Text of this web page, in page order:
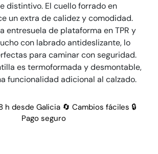
distintivo. El cuello forrado en
un extra de calidez y comodidad.
entresuela de plataforma en TPR y
con labrado antideslizante, lo
para caminar con seguridad.
es termoformada y desmontable,
funcionalidad adicional al calzado.
h desde Galicia 🔄 Cambios fáciles 🔒
Pago seguro